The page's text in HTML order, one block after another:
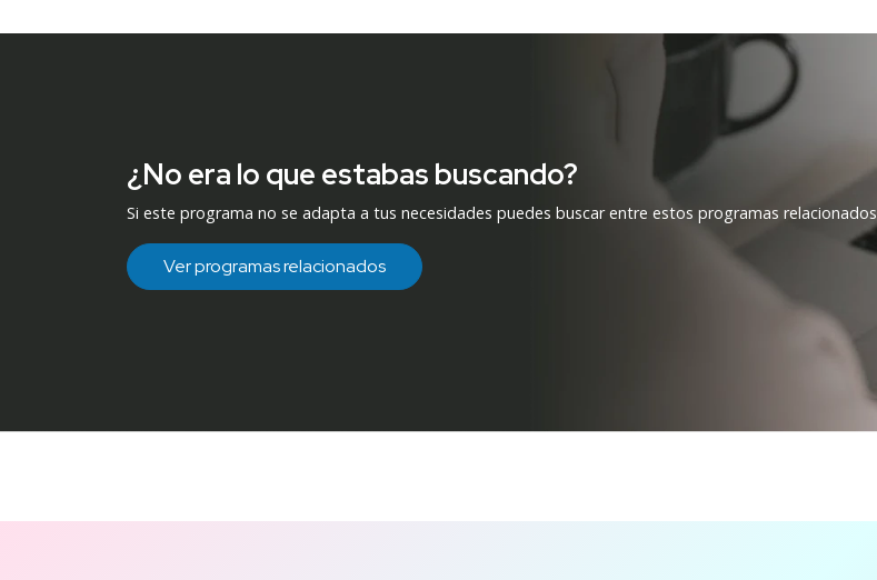
¿No era lo que estabas buscando?
Si este programa no se adapta a tus necesidades puedes buscar entre estos programas relacionados
Ver programas relacionados